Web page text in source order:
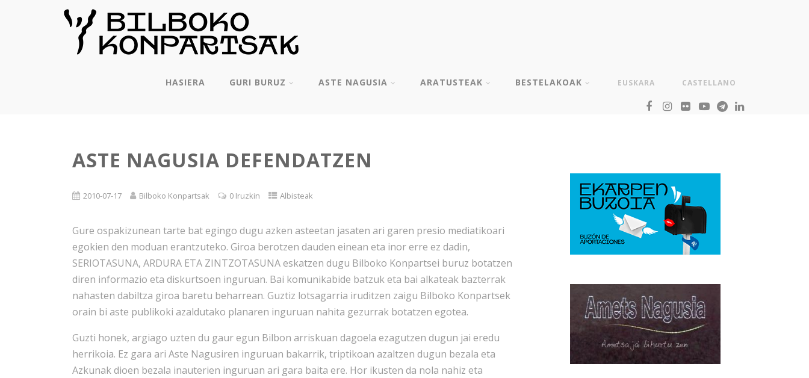
HASIERA GURI BURUZ ASTE NAGUSIA ARATUSTEAK BESTELAKOAK EUSKARA CASTELLANO
ASTE NAGUSIA DEFENDATZEN
2010-07-17 Bilboko Konpartsak 0 Iruzkin Albisteak
Gure ospakizunean tarte bat egingo dugu azken asteetan jasaten ari garen presio mediatikoari
egokien den moduan erantzuteko. Giroa berotzen dauden einean eta inor erre ez dadin,
SERIOTASUNA, ARDURA ETA ZINTZOTASUNA eskatzen dugu Bilboko Konpartsei buruz botatzen
diren informazio eta diskurtsoen inguruan. Bai komunikabide batzuk eta bai alkateak bazterrak
nahasten dabiltza giroa baretu beharrean. Guztiz lotsagarria iruditzen zaigu Bilboko Konpartsek
orain bi aste publikoki azaldutako planaren inguruan nahita gezurrak botatzen egotea.
Guzti honek, argiago uzten du gaur egun Bilbon arriskuan dagoela ezagutzen dugun jai eredu
herrikoia. Ez gara ari Aste Nagusiren inguruan bakarrik, triptikoan azaltzen dugun bezala eta
Azkunak dioen bezala inauterien inguruan ari gara baita ere. Hor ikusten da nola nahiz eta